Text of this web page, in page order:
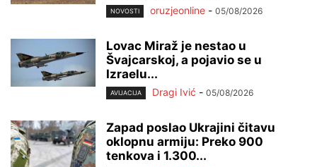
NOVOSTI oruzjeonline - 05/08/2026
Lovac Miraž je nestao u
Švajcarskoj, a pojavio se u
Izraelu...
AVIJACIJA Dragi Ivić - 05/08/2026
Zapad poslao Ukrajini čitavu
oklopnu armiju: Preko 900
tenkova i 1.300...